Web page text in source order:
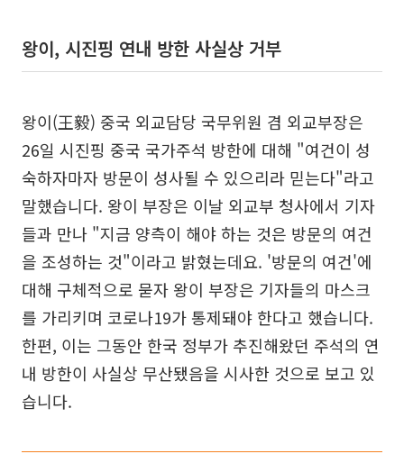
왕이, 시진핑 연내 방한 사실상 거부
왕이(王毅) 중국 외교담당 국무위원 겸 외교부장은
26일 시진핑 중국 국가주석 방한에 대해 "여건이 성
숙하자마자 방문이 성사될 수 있으리라 믿는다"라고
말했습니다. 왕이 부장은 이날 외교부 청사에서 기자
들과 만나 "지금 양측이 해야 하는 것은 방문의 여건
을 조성하는 것"이라고 밝혔는데요. '방문의 여건'에
대해 구체적으로 묻자 왕이 부장은 기자들의 마스크
를 가리키며 코로나19가 통제돼야 한다고 했습니다.
한편, 이는 그동안 한국 정부가 추진해왔던 주석의 연
내 방한이 사실상 무산됐음을 시사한 것으로 보고 있
습니다.